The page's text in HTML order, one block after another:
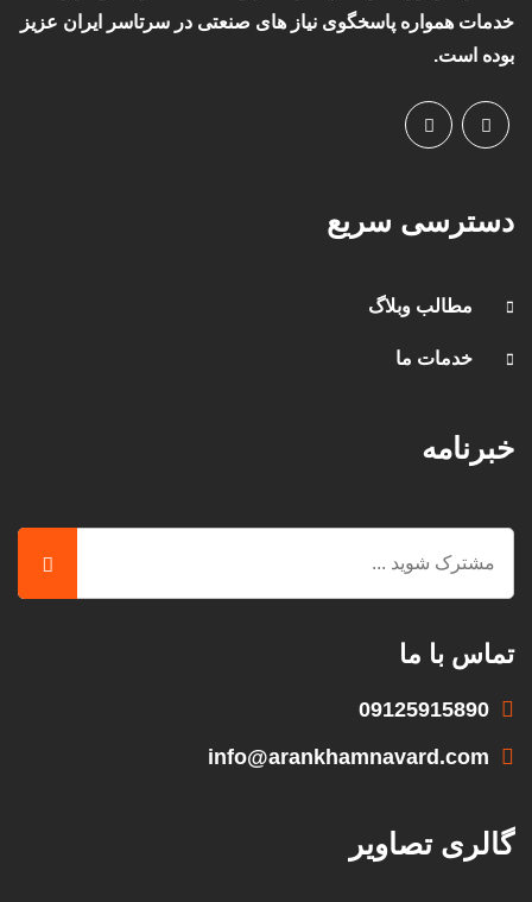
خدمات همواره پاسخگوی نیاز های صنعتی در سرتاسر ایران عزیز
بوده است.
دسترسی سریع
مطالب وبلاگ
خدمات ما
خبرنامه
تماس با ما
09125915890
info@arankhamnavard.com
گالری تصاویر